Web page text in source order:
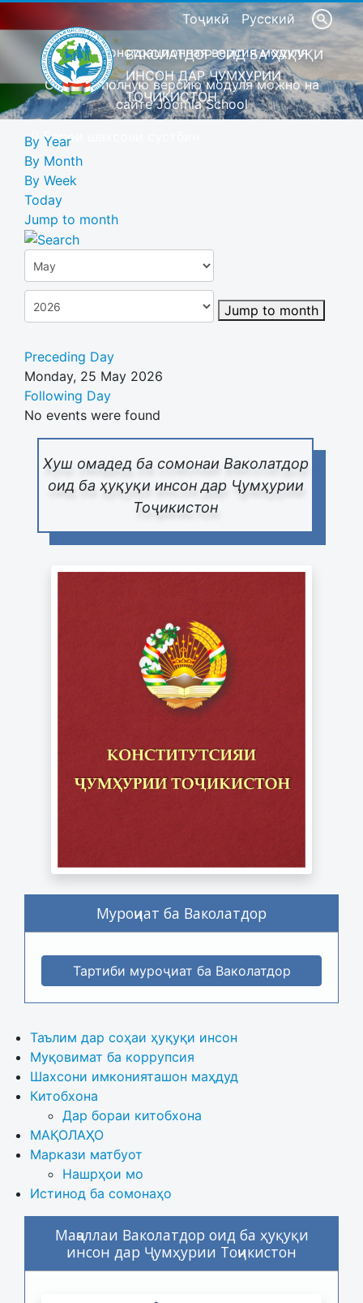
Тоҷикӣ Русский
Это демонстрационная версия модуля
Скачать полную версию модуля можно на
сайте Joomla School
Барои шахсони сустбин
ВАКОЛАТДОР ОИД БА ҲУҚУҚИ
ИНСОН ДАР ҶУМҲУРИИ
ТОҶИКИСТОН
Хуш омадед ба сомонаи Ваколатдор
оид ба ҳуқуқи инсон дар Ҷумҳурии
Тоҷикистон
Муроҷиат ба Ваколатдор
Тартиби муроҷиат ба Ваколатдор
Таълим дар соҳаи ҳуқуқи инсон
Муқовимат ба коррупсия
Шахсони имконияташон маҳдуд
Китобхона
Дар бораи китобхона
МАҚОЛАҲО
Маркази матбуот
Нашрҳои мо
Истинод ба сомонаҳо
Маҷаллаи Ваколатдор оид ба ҳуқуқи
инсон дар Ҷумҳурии Тоҷикистон
By Year
By Month
By Week
Today
Jump to month
Jump to month
Preceding Day
Monday, 25 May 2026
Following Day
No events were found